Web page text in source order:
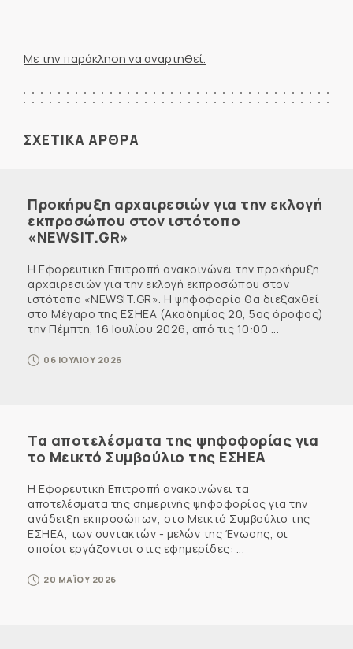
Με την παράκληση να αναρτηθεί.
ΣΧΕΤΙΚΑ ΑΡΘΡΑ
Προκήρυξη αρχαιρεσιών για την εκλογή
εκπροσώπου στον ιστότοπο
«NEWSIT.GR»
Η Εφορευτική Επιτροπή ανακοινώνει την προκήρυξη
αρχαιρεσιών για την εκλογή εκπροσώπου στον
ιστότοπο «NEWSIT.GR». Η ψηφοφορία θα διεξαχθεί
στο Μέγαρο της ΕΣΗΕΑ (Ακαδημίας 20, 5ος όροφος)
την Πέμπτη, 16 Ιουλίου 2026, από τις 10:00 ...
06 ΙΟΥΛΙΟΥ 2026
Τα αποτελέσματα της ψηφοφορίας για
το Μεικτό Συμβούλιο της ΕΣΗΕΑ
Η Εφορευτική Επιτροπή ανακοινώνει τα
αποτελέσματα της σημερινής ψηφοφορίας για την
ανάδειξη εκπροσώπων, στο Μεικτό Συμβούλιο της
ΕΣΗΕΑ, των συντακτών - μελών της Ένωσης, οι
οποίοι εργάζονται στις εφημερίδες: ...
20 ΜΑΪΟΥ 2026